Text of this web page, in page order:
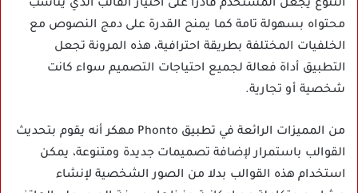
التنوع يجعل المستخدم قادرا على اختيار القالب الذي يناسب
محتواه بسهولة تامة كما يمنح القدرة على دمج النصوص مع
الخلفيات المختلفة بطريقة احترافية، هذه المرونة تجعل
التطبيق أداة فعالة لجميع احتياجات التصميم سواء كانت
شخصية أو تجارية.
من المميزات الرائعة في تطبيق Phonto مهكر أنه يقوم بتحديث
القوالب باستمرار لإضافة تصميمات جديدة ومتنوعة، يمكن
استخدام هذه القوالب بدلا من الصور الشخصية لإنشاء